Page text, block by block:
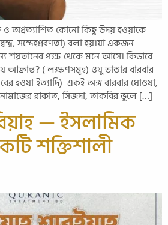
ও অপ্রত্যাশিত কোনো কিছু উদয় হওয়াকে
সন্দেহপ্রবণতা) বলা হয়।যা একজন
শয়তানের পক্ষ থেকে মনে আসে। কিভাবে
( লক্ষণসমূহ) ওযু ভাঙার বারবার
বের হওয়া ইত্যাদি) একই অঙ্গ বারবার ধোওয়া,
রাকাত, সিজদা, তাকবির ভুলে […]
— ইসলামিক
শক্তিশালী